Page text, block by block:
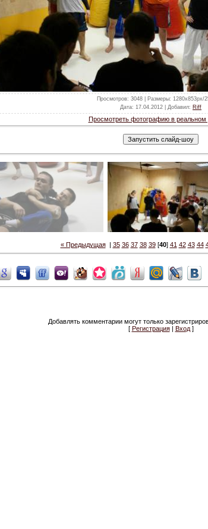
Просмотров: 3048 | Размеры: 1280x853px/
Дата: 17.04.2012 | Добавил: Riff
Просмотреть фотографию в реальном
« Предыдущая| 35 36 37 38 39[40] 41 42 43 44
Добавлять комментарии могут только
[ Регистрация| Вход]